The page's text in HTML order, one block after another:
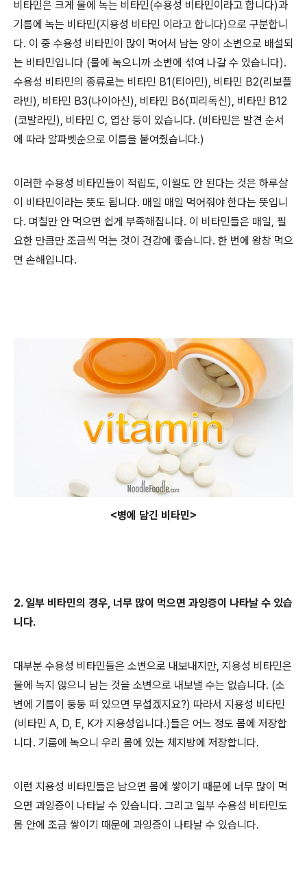
비타민은 크게 물에 녹는 비타민(수용성 비타민이라고 합니다)과
기름에 녹는 비타민(지용성 비타민 이라고 합니다)으로 구분합니
다. 이 중 수용성 비타민이 많이 먹어서 남는 양이 소변으로 배설되
는 비타민입니다 (물에 녹으니까 소변에 섞여 나갈 수 있습니다).
수용성 비타민의 종류로는 비타민 B1(티아민), 비타민 B2(리보플
라빈), 비타민 B3(나이아신), 비타민 B6(피리독신), 비타민 B12
(코발라민), 비타민 C, 엽산 등이 있습니다. (비타민은 발견 순서
에 따라 알파벳순으로 이름을 붙여줬습니다.)
이러한 수용성 비타민들이 적립도, 이월도 안 된다는 것은 하루살
이 비타민이라는 뜻도 됩니다. 매일 매일 먹어줘야 한다는 뜻입니
다. 며칠만 안 먹으면 쉽게 부족해집니다. 이 비타민들은 매일, 필
요한 만큼만 조금씩 먹는 것이 건강에 좋습니다. 한 번에 왕창 먹으
면 손해입니다.
<병에 담긴 비타민>
2. 일부 비타민의 경우, 너무 많이 먹으면 과잉증이 나타날 수 있습
니다.
대부분 수용성 비타민들은 소변으로 내보내지만, 지용성 비타민은
물에 녹지 않으니 남는 것을 소변으로 내보낼 수는 없습니다. (소
변에 기름이 둥둥 떠 있으면 무섭겠지요?) 따라서 지용성 비타민
(비타민 A, D, E, K가 지용성입니다.)들은 어느 정도 몸에 저장합
니다. 기름에 녹으니 우리 몸에 있는 체지방에 저장합니다.
이런 지용성 비타민들은 남으면 몸에 쌓이기 때문에 너무 많이 먹
으면 과잉증이 나타날 수 있습니다. 그리고 일부 수용성 비타민도
몸 안에 조금 쌓이기 때문에 과잉증이 나타날 수 있습니다.